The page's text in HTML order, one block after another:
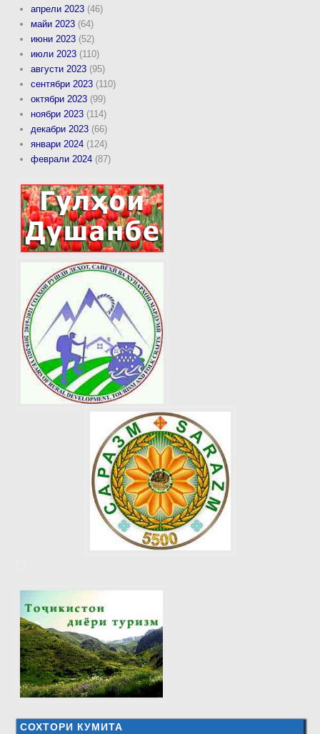
апрели 2023 (46)
майи 2023 (64)
июни 2023 (52)
июли 2023 (110)
августи 2023 (95)
сентябри 2023 (110)
октябри 2023 (99)
ноябри 2023 (114)
декабри 2023 (66)
январи 2024 (124)
феврали 2024 (87)
СОХТОРИ КУМИТА